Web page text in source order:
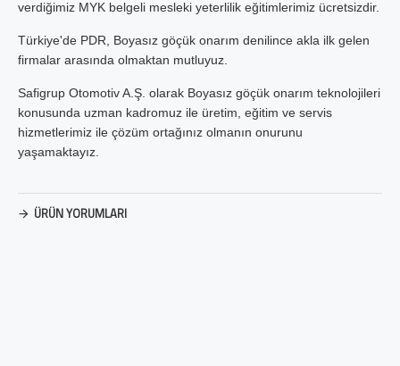
verdiğimiz MYK belgeli mesleki yeterlilik eğitimlerimiz ücretsizdir.
Türkiye'de PDR, Boyasız göçük onarım denilince akla ilk gelen
firmalar arasında olmaktan mutluyuz.
Safigrup Otomotiv A.Ş. olarak Boyasız göçük onarım teknolojileri
konusunda uzman kadromuz ile üretim, eğitim ve servis
hizmetlerimiz ile çözüm ortağınız olmanın onurunu
yaşamaktayız.
ÜRÜN YORUMLARI